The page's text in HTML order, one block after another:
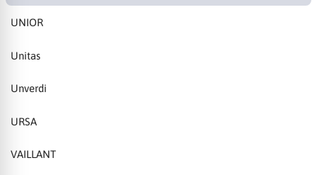
UNIOR
Unitas
Unverdi
URSA
VAILLANT